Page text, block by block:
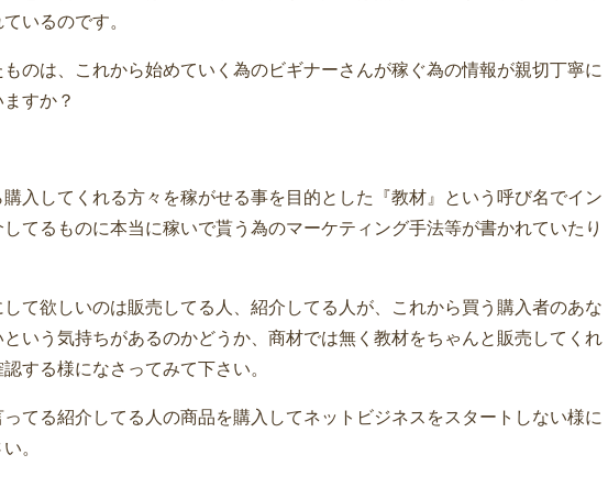
いるのです。
のは、これから始めていく為のビギナーさんが稼ぐ為の情報が親切丁寧に
すか？
入してくれる方々を稼がせる事を目的とした『教材』という呼び名でイン
てるものに本当に稼いで貰う為のマーケティング手法等が書かれていたり
て欲しいのは販売してる人、紹介してる人が、これから買う購入者のあな
いう気持ちがあるのかどうか、商材では無く教材をちゃんと販売してくれ
する様になさってみて下さい。
てる紹介してる人の商品を購入してネットビジネスをスタートしない様に
。